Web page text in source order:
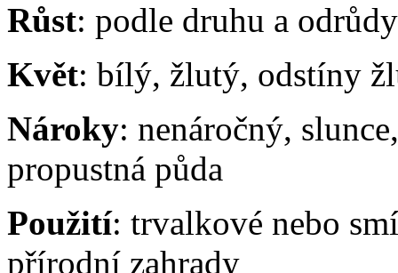
Růst: podle druhu a
Květ: bílý, žlutý, odstíny
Nároky: nenáročný,
propustná půda
Použití: trvalkové nebo
přírodní zahrady